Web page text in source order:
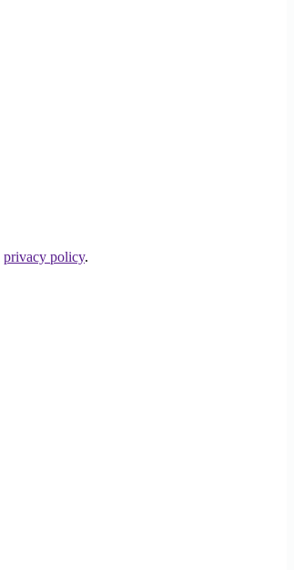
privacy policy.